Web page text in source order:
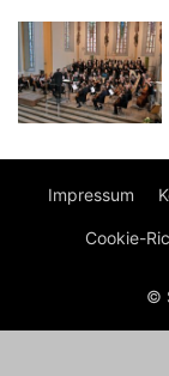
Impressum
Cookie-
©